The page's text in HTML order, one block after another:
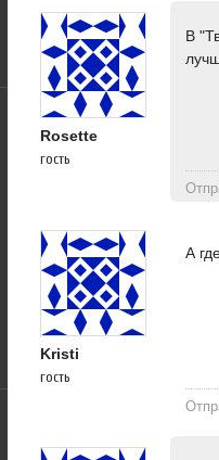
Rosette
гость
В
Kristi
гость
А